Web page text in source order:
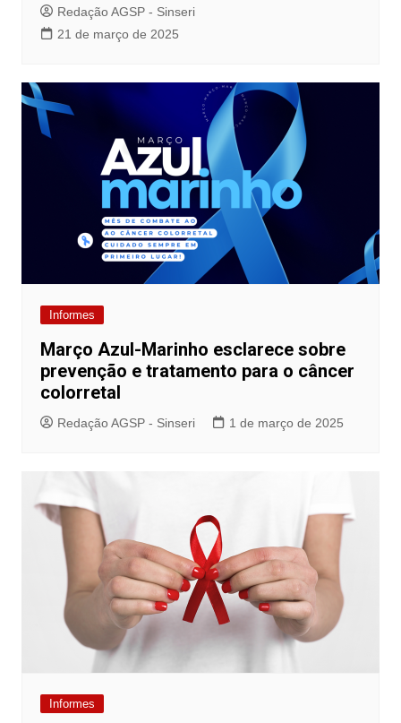
Redação AGSP - Sinseri
21 de março de 2025
Informes
Março Azul-Marinho esclarece sobre
prevenção e tratamento para o câncer
colorretal
Redação AGSP - Sinseri 1 de março de 2025
Informes